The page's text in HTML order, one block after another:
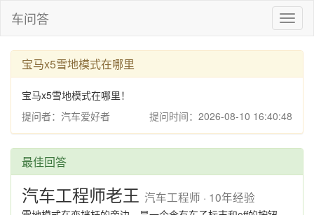
车问答
宝马x5雪地模式在哪里
宝马x5雪地模式在哪里！
提问者：汽车爱好者
提问时间：2026-08-10 16:40:48
最佳回答
汽车工程师老王 汽车工程师 · 10年经验